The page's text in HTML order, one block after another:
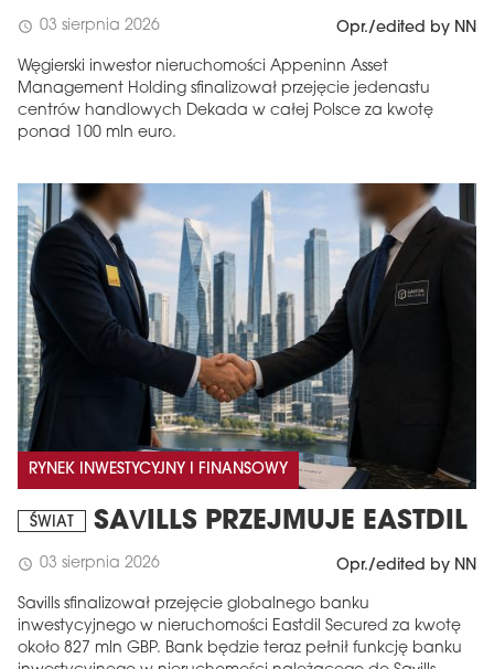
schedule 03 sierpnia 2026 Opr./edited by NN
Węgierski inwestor nieruchomości Appeninn Asset
Management Holding sfinalizował przejęcie jedenastu
centrów handlowych Dekada w całej Polsce za kwotę
ponad 100 mln euro.
RYNEK INWESTYCYJNY I FINANSOWY
ŚWIAT SAVILLS PRZEJMUJE EASTDIL
schedule 03 sierpnia 2026 Opr./edited by NN
Savills sfinalizował przejęcie globalnego banku
inwestycyjnego w nieruchomości Eastdil Secured za kwotę
około 827 mln GBP. Bank będzie teraz pełnił funkcję banku